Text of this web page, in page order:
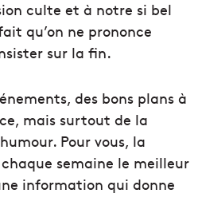
culte et à notre si bel
qu’on ne prononce
sur la fin.
des bons plans à
mais surtout de la
Pour vous, la
semaine le meilleur
information qui donne